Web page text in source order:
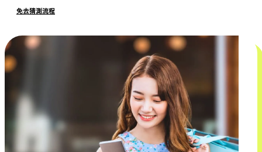
免去猜測流程